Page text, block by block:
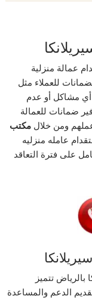
عمالة منزلية
للعملاء مثل
أي مشاكل أو عدم
ضمانات للعمالة
عملهم ومن خلالمكتب
عامله منزليه
على فترة التعاقد
تتميز
الدعم والمساعدة